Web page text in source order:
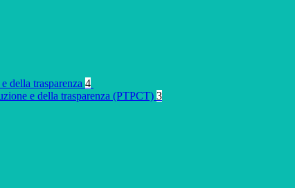
della trasparenza 4
e della trasparenza (PTPCT) 3